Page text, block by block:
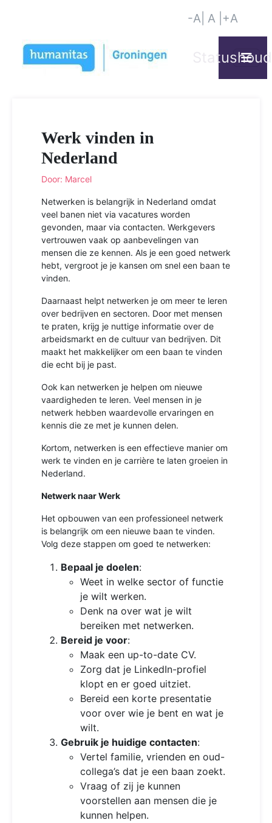
-A | A | +A
Werk vinden in
Nederland
Door: Marcel
Netwerken is belangrijk in Nederland omdat
veel banen niet via vacatures worden
gevonden, maar via contacten. Werkgevers
vertrouwen vaak op aanbevelingen van
mensen die ze kennen. Als je een goed netwerk
hebt, vergroot je je kansen om snel een baan te
vinden.
Daarnaast helpt netwerken je om meer te leren
over bedrijven en sectoren. Door met mensen
te praten, krijg je nuttige informatie over de
arbeidsmarkt en de cultuur van bedrijven. Dit
maakt het makkelijker om een baan te vinden
die echt bij je past.
Ook kan netwerken je helpen om nieuwe
vaardigheden te leren. Veel mensen in je
netwerk hebben waardevolle ervaringen en
kennis die ze met je kunnen delen.
Kortom, netwerken is een effectieve manier om
werk te vinden en je carrière te laten groeien in
Nederland.
Netwerk naar Werk
Het opbouwen van een professioneel netwerk
is belangrijk om een nieuwe baan te vinden.
Volg deze stappen om goed te netwerken:
Bepaal je doelen:
Weet in welke sector of functie
je wilt werken.
Denk na over wat je wilt
bereiken met netwerken.
Bereid je voor:
Maak een up-to-date CV.
Zorg dat je LinkedIn-profiel
klopt en er goed uitziet.
Bereid een korte presentatie
voor over wie je bent en wat je
wilt.
Gebruik je huidige contacten:
Vertel familie, vrienden en oud-
collega’s dat je een baan zoekt.
Vraag of zij je kunnen
voorstellen aan mensen die je
kunnen helpen.